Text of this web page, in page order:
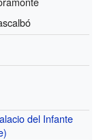
del Infante